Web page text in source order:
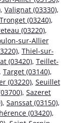
, Valignat (03330),
Tronget (03240),
(03220),
sur-Allier
, Thiel-sur-
(03420), Teillet-
, Target (03140),
(03220), Seuillet
, Sazeret
, Sanssat (03150),
(03420),